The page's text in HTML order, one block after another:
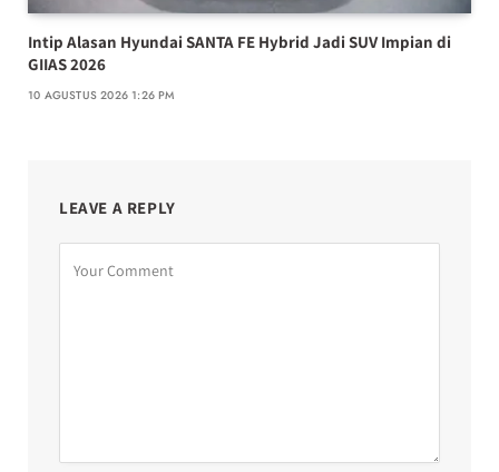
Intip Alasan Hyundai SANTA FE Hybrid Jadi SUV Impian di
GIIAS 2026
10 AGUSTUS 2026 1:26 PM
LEAVE A REPLY